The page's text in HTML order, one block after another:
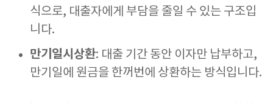
식으로, 대출자에게 부담을 줄일 수 있는 구조입
니다.
만기일시상환: 대출 기간 동안 이자만 납부하고,
만기일에 원금을 한꺼번에 상환하는 방식입니다.